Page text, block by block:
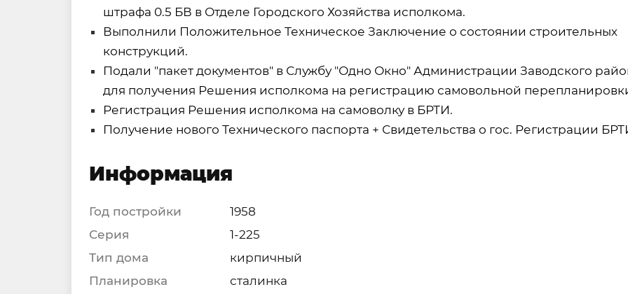
штрафа 0.5 БВ в Отделе Городского Хозяйства исполкома.
Выполнили Положительное Техническое Заключение о состоянии строительных
конструкций.
Подали "пакет документов" в Службу "Одно Окно" Администрации Заводского
для получения Решения исполкома на регистрацию самовольной
Регистрация Решения исполкома на самоволку в БРТИ.
Получение нового Технического паспорта + Свидетельства о гос. Регистрации
Информация
Год постройки
1958
Серия
1-225
Тип дома
кирпичный
Планировка
сталинка